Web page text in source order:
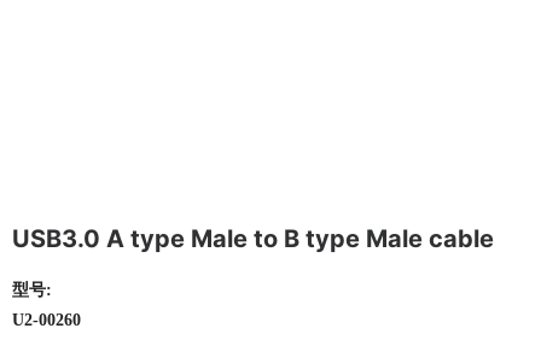
USB3.0 A type Male to B type Male cable
型号:
U2-00260